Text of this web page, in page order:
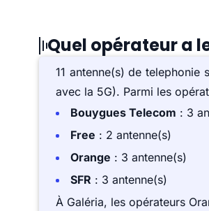
Quel opérateur a
11 antenne(s) de
avec la 5G). Parmi les
Bouygues Telecom : 3
Free : 2 antenne(s)
Orange : 3 antenne(s)
SFR : 3 antenne(s)
À Galéria, les opérateurs